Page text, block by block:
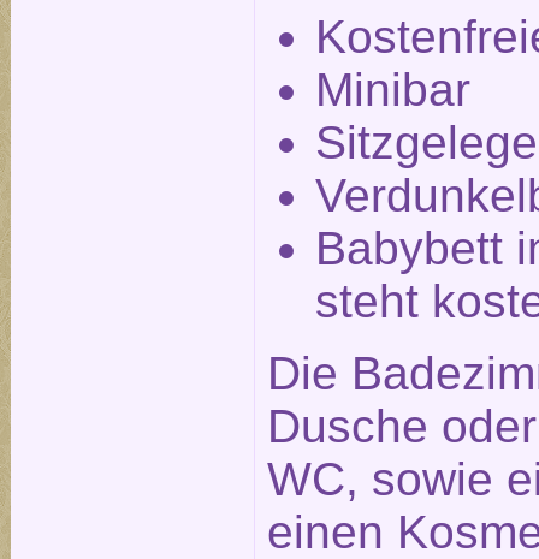
Minibar
Babybett
steht
Die
Dusche
WC, sowie
einen